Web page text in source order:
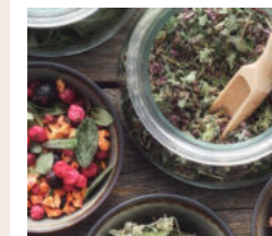
טווח
מחירים:
עד
למוצר
זה
יש
מספר
סוגים.
ניתן
לבחור
את
האפשרויות
בעמוד